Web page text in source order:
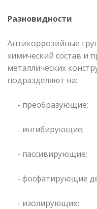
Разновидности
Антикоррозийные
химический состав и
металлических
подразделяют на:
- преобразующие;
- ингибирующие;
- пассивирующие;
- фосфатирующие
- изолирующие;